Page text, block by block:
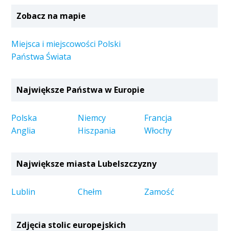
Zobacz na mapie
Miejsca i miejscowości Polski
Państwa Świata
Największe Państwa w Europie
Polska Niemcy
Francja
Anglia
Hiszpania Włochy
Największe miasta Lubelszczyzny
Lublin Chełm Zamość
Zdjęcia stolic europejskich